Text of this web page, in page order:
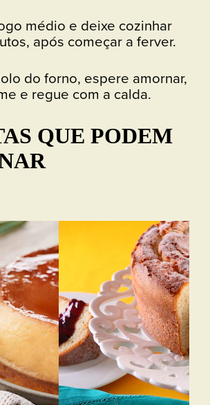
médio e deixe cozinhar
após começar a ferver.
do forno, espere amornar,
e regue com a calda.
QUE PODEM